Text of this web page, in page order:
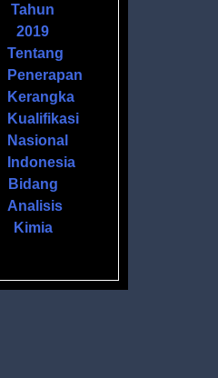
Tahun
2019
Tentang
Penerapan
Kerangka
Kualifikasi
Nasional
Indonesia
Bidang
Analisis
Kimia